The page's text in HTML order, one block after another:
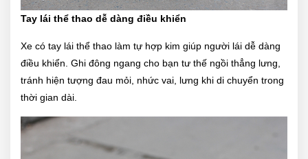
Tay lái thể thao dễ dàng điều khiển
Xe có tay lái thể thao làm tự hợp kim giúp người lái dễ dàng
điều khiển. Ghi đông ngang cho bạn tư thế ngồi thẳng lưng,
tránh hiện tượng đau mỏi, nhức vai, lưng khi di chuyển trong
thời gian dài.